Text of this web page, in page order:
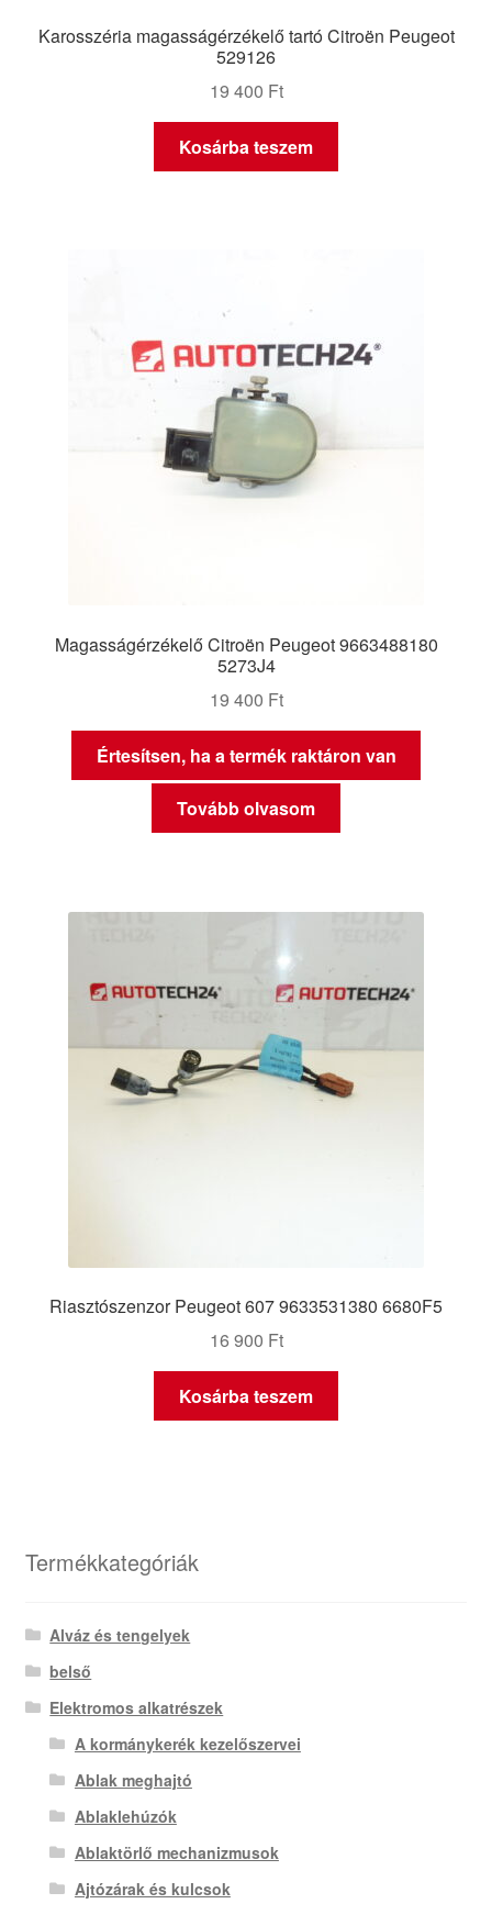
Karosszéria magasságérzékelő tartó Citroën Peugeot
529126
19 400 Ft
Kosárba teszem
Magasságérzékelő Citroën Peugeot 9663488180
5273J4
19 400 Ft
Értesítsen, ha a termék raktáron van
Tovább olvasom
Riasztószenzor Peugeot 607 9633531380 6680F5
16 900 Ft
Kosárba teszem
Termékkategóriák
Alváz és tengelyek
belső
Elektromos alkatrészek
A kormánykerék kezelőszervei
Ablak meghajtó
Ablaklehúzók
Ablaktörlő mechanizmusok
Ajtózárak és kulcsok